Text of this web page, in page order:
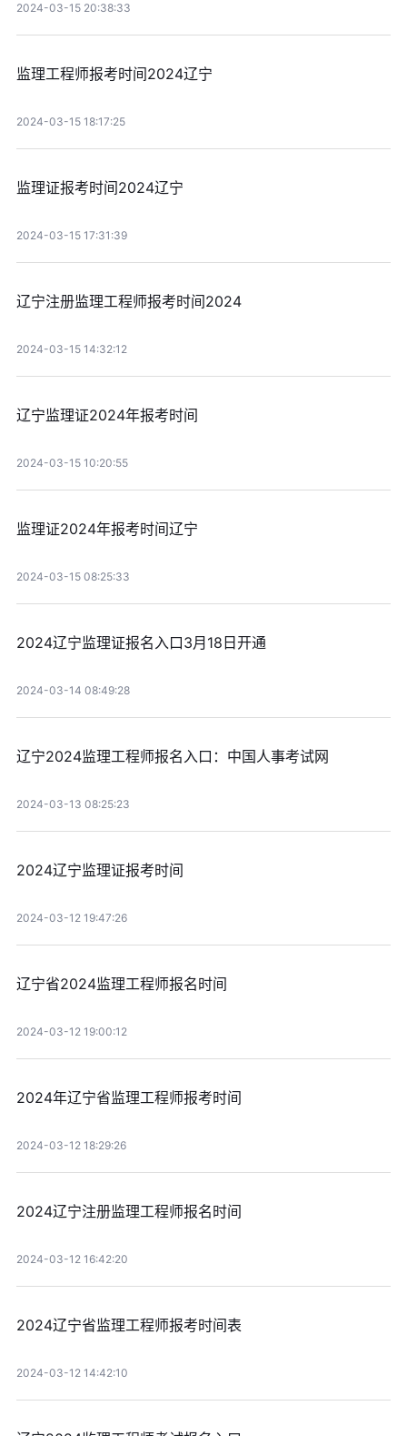
2024-03-15 20:38:33
监理工程师报考时间2024辽宁
2024-03-15 18:17:25
监理证报考时间2024辽宁
2024-03-15 17:31:39
辽宁注册监理工程师报考时间2024
2024-03-15 14:32:12
辽宁监理证2024年报考时间
2024-03-15 10:20:55
监理证2024年报考时间辽宁
2024-03-15 08:25:33
2024辽宁监理证报名入口3月18日开通
2024-03-14 08:49:28
辽宁2024监理工程师报名入口：中国人事考试网
2024-03-13 08:25:23
2024辽宁监理证报考时间
2024-03-12 19:47:26
辽宁省2024监理工程师报名时间
2024-03-12 19:00:12
2024年辽宁省监理工程师报考时间
2024-03-12 18:29:26
2024辽宁注册监理工程师报名时间
2024-03-12 16:42:20
2024辽宁省监理工程师报考时间表
2024-03-12 14:42:10